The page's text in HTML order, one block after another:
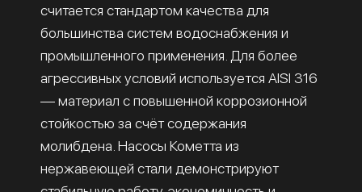
считается стандартом качества для
большинства систем водоснабжения и
промышленного применения. Для более
агрессивных условий используется AISI 316
— материал с повышенной коррозионной
стойкостью за счёт содержания
молибдена. Насосы Кометта из
нержавеющей стали демонстрируют